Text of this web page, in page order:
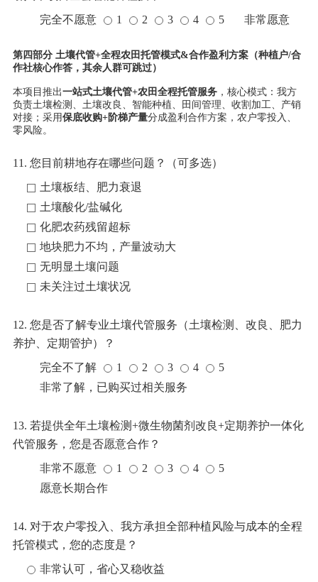
完全不愿意
1 2 3 4 5 非常愿意
第四部分 土壤代管+全程农田托管模式&合作盈利方案（种植户/合
作社核心作答，其余人群可跳过）
本项目推出一站式土壤代管+农田全程托管服务 ，核心模式：我方
负责土壤检测、土壤改良、智能种植、田间管理、收割加工、产销
对接；采用保底收购+阶梯产量分成盈利合作方案，农户零投入、
零风险。
11. 您目前耕地存在哪些问题？（可多选）
土壤板结、肥力衰退
土壤酸化/盐碱化
化肥农药残留超标
地块肥力不均，产量波动大
无明显土壤问题
未关注过土壤状况
12. 您是否了解专业土壤代管服务（土壤检测、改良、肥力
养护、定期管护）？
完全不了解
1 2 3 4
5
非常了解，已购买过相关服务
13. 若提供全年土壤检测+微生物菌剂改良+定期养护一体化
代管服务，您是否愿意合作？
非常不愿意
1 2 3 4
5
愿意长期合作
14. 对于农户零投入、我方承担全部种植风险与成本的全程
托管模式，您的态度是？
非常认可，省心又稳收益